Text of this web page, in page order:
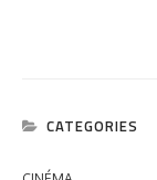
CATEGORIES